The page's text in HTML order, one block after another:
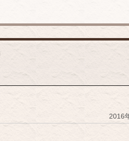
2016